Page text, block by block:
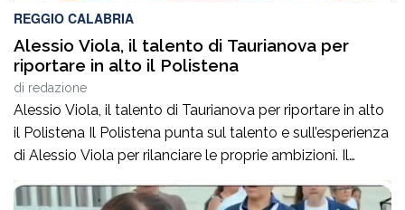
REGGIO CALABRIA
Alessio Viola, il talento di Taurianova per
riportare in alto il Polistena
di redazione
Alessio Viola, il talento di Taurianova per riportare in alto
il Polistena Il Polistena punta sul talento e sull’esperienza
di Alessio Viola per rilanciare le proprie ambizioni. Il
Serie B e Serie C, arriva con l’obiettivo di mettere qualità